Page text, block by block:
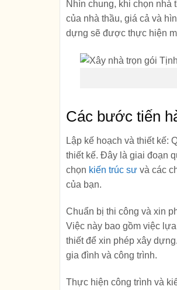
Nhìn chung, khi chọn nhà
của nhà thầu, giá cả và
dựng sẽ được thực hiện
Các bước tiến
Lập kế hoạch và thiết kế:
thiết kế. Đây là giai đoạn
chọn kiến trúc sư và các
của bạn.
Chuẩn bị thi công và xin
Việc này bao gồm việc
thiết để xin phép xây
gia đình và công trình.
Thực hiện công trình và